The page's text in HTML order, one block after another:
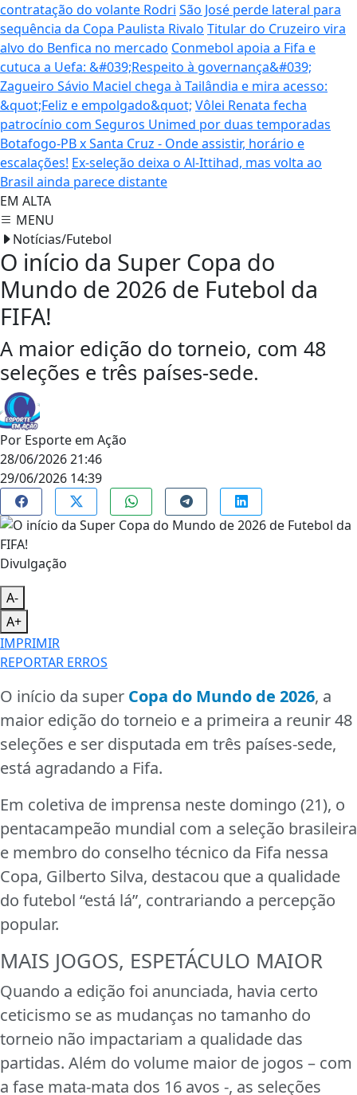
contratação do volante Rodri São José perde lateral para
sequência da Copa Paulista Rivalo Titular do Cruzeiro vira
alvo do Benfica no mercado Conmebol apoia a Fifa e
cutuca a Uefa: &#039;Respeito à governança&#039;
Zagueiro Sávio Maciel chega à Tailândia e mira acesso:
&quot;Feliz e empolgado&quot; Vôlei Renata fecha
patrocínio com Seguros Unimed por duas temporadas
Botafogo-PB x Santa Cruz - Onde assistir, horário e
escalações! Ex-seleção deixa o Al-Ittihad, mas volta ao
Brasil ainda parece distante
EM ALTA
MENU
Notícias/Futebol
O início da Super Copa do
Mundo de 2026 de Futebol da
FIFA!
A maior edição do torneio, com 48
seleções e três países-sede.
Por Esporte em Ação
28/06/2026 21:46
29/06/2026 14:39
Divulgação
A-
A+
IMPRIMIR
REPORTAR ERROS
O início da super Copa do Mundo de 2026, a
maior edição do torneio e a primeira a reunir 48
seleções e ser disputada em três países-sede,
está agradando a Fifa.
Em coletiva de imprensa neste domingo (21), o
pentacampeão mundial com a seleção brasileira
e membro do conselho técnico da Fifa nessa
Copa, Gilberto Silva, destacou que a qualidade
do futebol “está lá”, contrariando a percepção
popular.
MAIS JOGOS, ESPETÁCULO MAIOR
Quando a edição foi anunciada, havia certo
ceticismo se as mudanças no tamanho do
torneio não impactariam a qualidade das
partidas. Além do volume maior de jogos – com
a fase mata-mata dos 16 avos -, as seleções